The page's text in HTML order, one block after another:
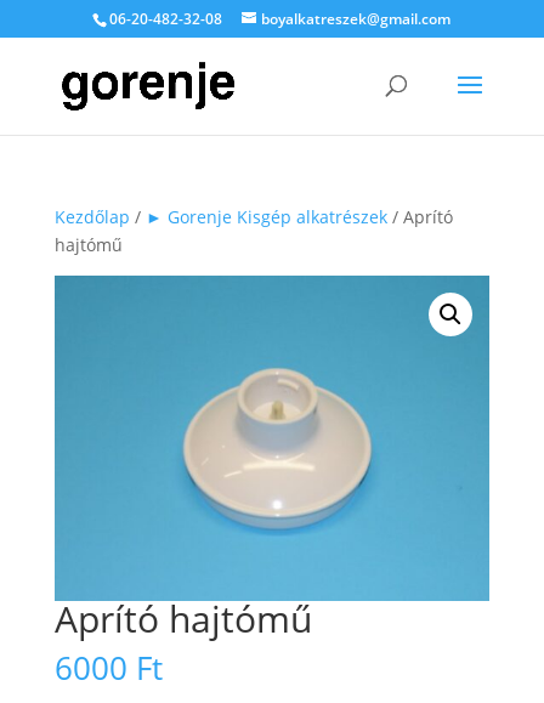
06-20-482-32-08 boyalkatreszek@gmail.com
Kezdőlap / ► Gorenje Kisgép alkatrészek/ Aprító
hajtómű
Aprító hajtómű
6000 Ft